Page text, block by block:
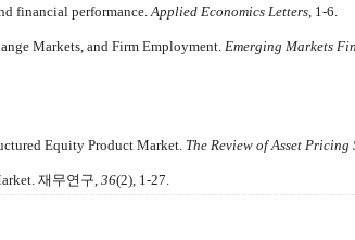
financial performance.Applied Economics Letters, 1-6.
Markets, and Firm Employment. Emerging Markets
Equity Product Market. The Review of Asset Pricing
재무연구, 36(2), 1-27.